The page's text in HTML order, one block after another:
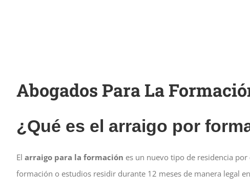
Abogados Para La
¿Qué es el arraigo por
El arraigo para la formación es un nuevo tipo de residencia
formación o estudios residir durante 12 meses de manera legal